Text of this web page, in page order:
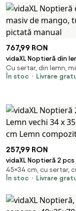
767,99 RON
vidaXL Noptieră din
de mango, turcoaz,
manual
Cu sertar, din lemn,
În stoc
Livrare
257,99 RON
vidaXL Noptieră 2 pcs
vechi 34 x 35,5 x 45
compozit
45×34 cm, cu sertar,
În stoc
Livrare